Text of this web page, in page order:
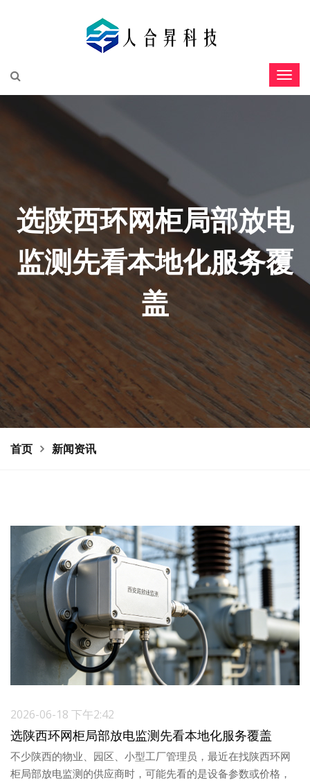
选陕西环网柜局部放电
监测先看本地化服务覆
盖
首页 新闻资讯
2026-06-18 下午2:42
选陕西环网柜局部放电监测先看本地化服务覆盖
不少陕西的物业、园区、小型工厂管理员，最近在找陕西环网
柜局部放电监测的供应商时，可能先看的是设备参数或价格，